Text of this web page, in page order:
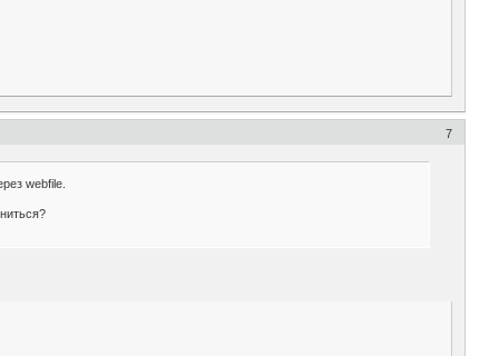
7
webfile.